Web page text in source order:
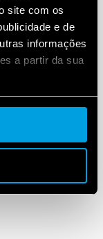
site com os
e de
informações
a partir da sua